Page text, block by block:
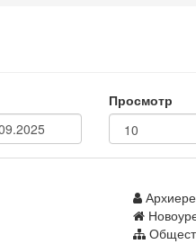
Просмотр